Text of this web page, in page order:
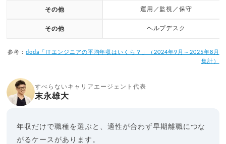
その他 運用／監視／保守
その他 ヘルプデスク
参考：doda「ITエンジニアの平均年収はいくら？」（2024年9月～2025年8月
集計）
すべらないキャリアエージェント代表
末永雄大
年収だけで職種を選ぶと、適性が合わず早期離職につな
がるケースがあります。